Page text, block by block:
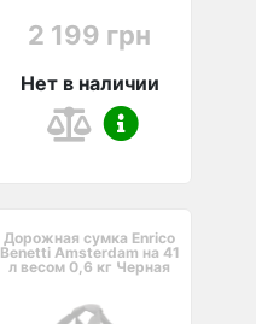
2 199 грн
Нет в наличии
Дорожная сумка Enrico
Benetti Amsterdam на 41
л весом 0,6 кг Черная